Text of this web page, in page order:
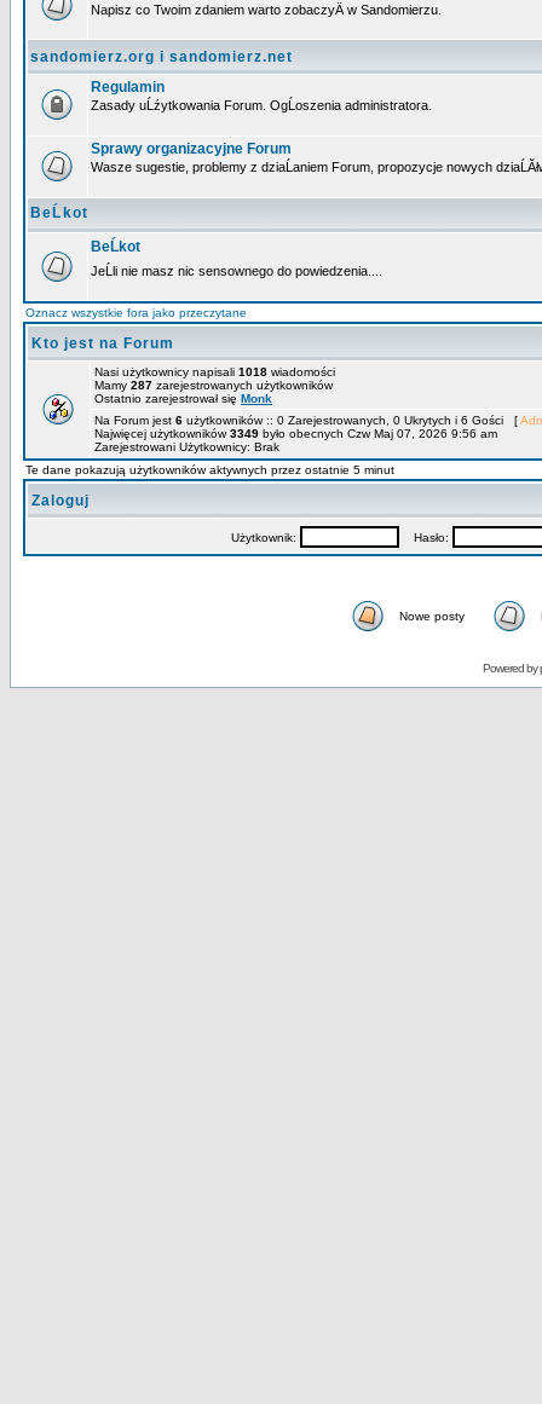
Napisz co Twoim zdaniem warto zobaczyÄ w Sandomierzu.
sandomierz.org i sandomierz.net
Regulamin
Zasady uĹźytkowania Forum. OgĹoszenia administratora.
Sprawy organizacyjne Forum
Wasze sugestie, problemy z dziaĹaniem Forum, propozycje nowych
BeĹkot
BeĹkot
JeĹli nie masz nic sensownego do powiedzenia....
Oznacz wszystkie fora jako przeczytane
Kto jest na Forum
Nasi użytkownicy napisali 1018 wiadomości
Mamy 287 zarejestrowanych użytkowników
Ostatnio zarejestrował się Monk
Na Forum jest 6 użytkowników :: 0 Zarejestrowanych, 0 Ukrytych i 6 Gości [
Najwięcej użytkowników3349 było obecnych Czw Maj 07, 2026 9:56 am
Zarejestrowani Użytkownicy: Brak
Te dane pokazują użytkowników aktywnych przez ostatnie 5 minut
Zaloguj
Użytkownik: Hasło:
Nowe posty
Powered by